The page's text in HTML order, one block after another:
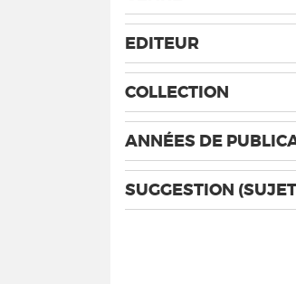
EDITEUR
COLLECTION
ANNÉES DE
SUGGESTION